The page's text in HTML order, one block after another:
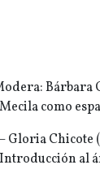
Bárbara
como
Gloria Chicote
al